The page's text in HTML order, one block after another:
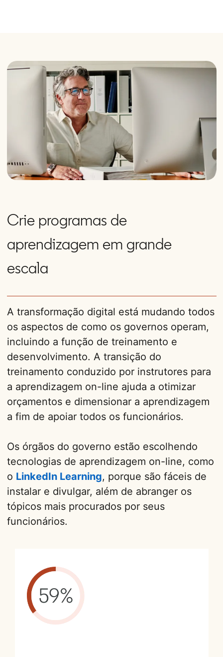
Crie programas de
aprendizagem em grande
escala
A transformação digital está mudando todos
os aspectos de como os governos operam,
incluindo a função de treinamento e
desenvolvimento. A transição do
treinamento conduzido por instrutores para
a aprendizagem on-line ajuda a otimizar
orçamentos e dimensionar a aprendizagem
a fim de apoiar todos os funcionários.
Os órgãos do governo estão escolhendo
tecnologias de aprendizagem on-line, como
o LinkedIn Learning, porque são fáceis de
instalar e divulgar, além de abranger os
tópicos mais procurados por seus
funcionários.